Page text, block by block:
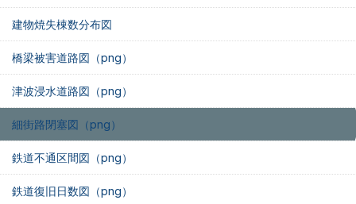
建物焼失棟数分布図
橋梁被害道路図（png）
津波浸水道路図（png）
細街路閉塞図（png）
鉄道不通区間図（png）
鉄道復旧日数図（png）